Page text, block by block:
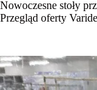
Nowoczesne stoły
Przegląd oferty